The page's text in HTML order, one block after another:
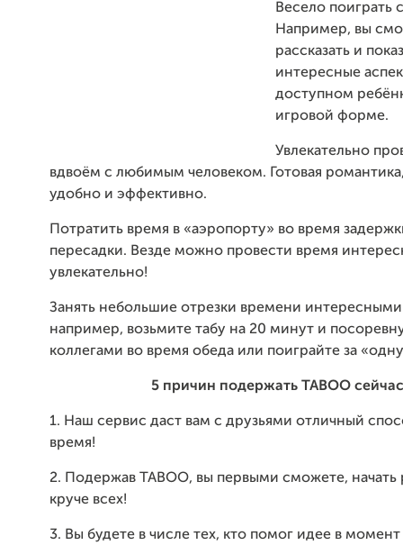
Весело поиграть
Например, вы
рассказать и
интересные
доступном
игровой форме.
Увлекательно
вдвоём с любимым человеком. Готовая
удобно и эффективно.
Потратить время в «аэропорту» во время
пересадки. Везде можно провести время
увлекательно!
Занять небольшие отрезки времени
например, возьмите табу на 20 минут и
коллегами во время обеда или поиграйте за
5 причин подержатьTABOO
1. Наш сервис даст вам с друзьями отличный
время!
2. Подержав TABOO, вы первыми сможете, начать
круче всех!
3. Вы будете в числе тех, кто помог идее в